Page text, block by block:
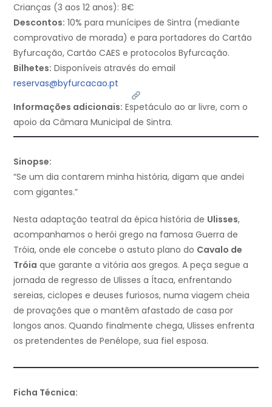
Crianças (3 aos 12 anos): 8€
Descontos: 10% para munícipes de Sintra (mediante
comprovativo de morada) e para portadores do Cartão
Byfurcação, Cartão CAES e protocolos Byfurcação.
Bilhetes: Disponíveis através do email
reservas@byfurcacao.pt
Informações adicionais: Espetáculo ao ar livre, com o
apoio da Câmara Municipal de Sintra.
Sinopse:
“Se um dia contarem minha história, digam que andei
com gigantes.”
Nesta adaptação teatral da épica história de Ulisses,
acompanhamos o herói grego na famosa Guerra de
Tróia, onde ele concebe o astuto plano do Cavalo de
Tróia que garante a vitória aos gregos. A peça segue a
jornada de regresso de Ulisses a Ítaca, enfrentando
sereias, ciclopes e deuses furiosos, numa viagem cheia
de provações que o mantêm afastado de casa por
longos anos. Quando finalmente chega, Ulisses enfrenta
os pretendentes de Penélope, sua fiel esposa.
Ficha Técnica: